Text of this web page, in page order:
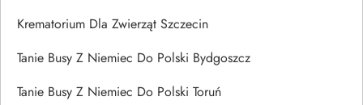
Krematorium Dla Zwierząt Szczecin
Tanie Busy Z Niemiec Do Polski Bydgoszcz
Tanie Busy Z Niemiec Do Polski Toruń